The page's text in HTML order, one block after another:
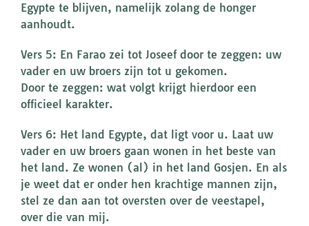
Egypte te blijven, namelijk zolang de honger
aanhoudt.
Vers 5: En Farao zei tot Joseef door te zeggen: uw
vader en uw broers zijn tot u gekomen.
Door te zeggen: wat volgt krijgt hierdoor een
officieel karakter.
Vers 6: Het land Egypte, dat ligt voor u. Laat uw
vader en uw broers gaan wonen in het beste van
het land. Ze wonen (al) in het land Gosjen. En als
je weet dat er onder hen krachtige mannen zijn,
stel ze dan aan tot oversten over de veestapel,
over die van mij.